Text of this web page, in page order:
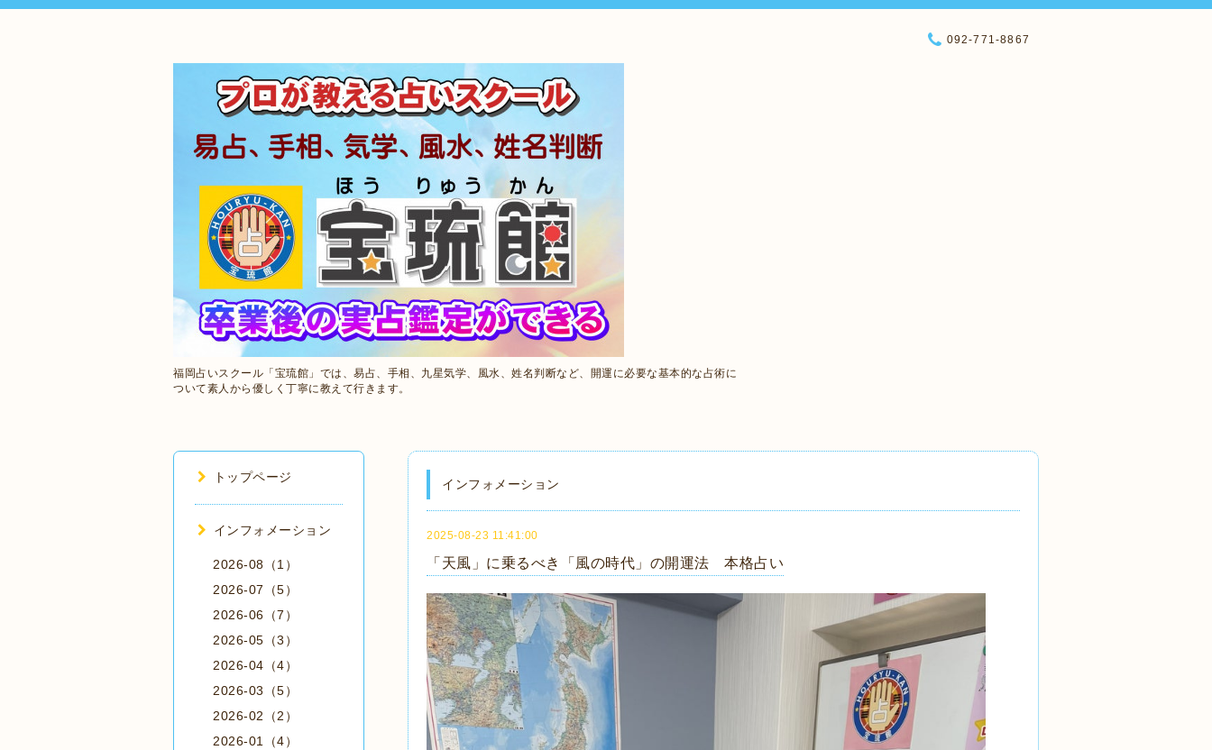
福岡占いスクール「宝琉館」では、易占、手相、九星気学、風水、姓名判断など、開運に必要な基本的な占術に
ついて素人から優しく丁寧に教えて行きます。
092-771-8867
インフォメーション
2025-08-23 11:41:00
「天風」に乗るべき「風の時代」の開運法 本格占い
トップページ
インフォメーション
2026-08（1）
2026-07（5）
2026-06（7）
2026-05（3）
2026-04（4）
2026-03（5）
2026-02（2）
2026-01（4）